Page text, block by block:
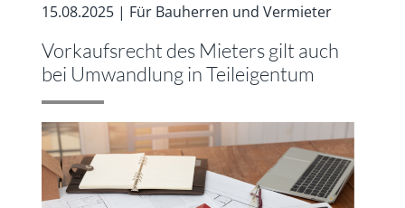
15.08.2025 | Für Bauherren und Vermieter
Vorkaufsrecht des Mieters gilt auch
bei Umwandlung in Teileigentum